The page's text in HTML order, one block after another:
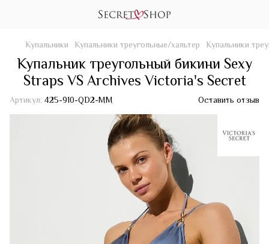
Купальники Купальники треугольные/хальтер Купальники
Купальник треугольный бикини Sexy
Straps VS Archives Victoria's Secret
Артикул: 425-910-QD2-MM Оставить отзыв